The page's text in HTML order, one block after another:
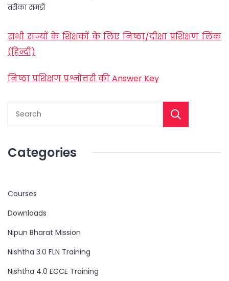
तरीका समझें
सभी राज्यों के शिक्षकों के लिए निष्ठा/दीक्षा प्रशिक्षण लिंक
(हिन्दी)
निष्ठा प्रशिक्षण प्रश्नोत्तरी की Answer Key
Categories
Courses
Downloads
Nipun Bharat Mission
Nishtha 3.0 FLN Training
Nishtha 4.0 ECCE Training